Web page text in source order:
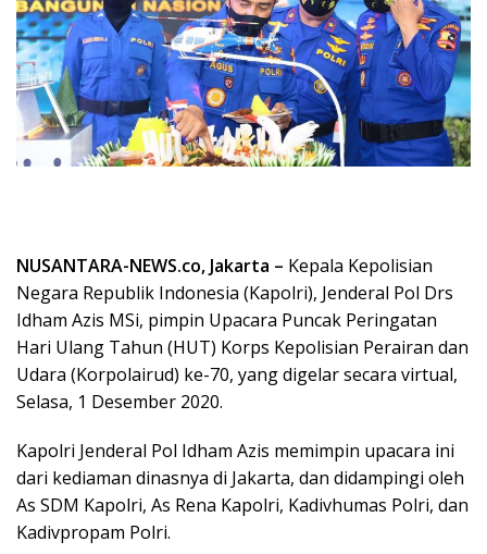
NUSANTARA-NEWS.co, Jakarta – Kepala Kepolisian
Negara Republik Indonesia (Kapolri), Jenderal Pol Drs
Idham Azis MSi, pimpin Upacara Puncak Peringatan
Hari Ulang Tahun (HUT) Korps Kepolisian Perairan dan
Udara (Korpolairud) ke-70, yang digelar secara virtual,
Selasa, 1 Desember 2020.
Kapolri Jenderal Pol Idham Azis memimpin upacara ini
dari kediaman dinasnya di Jakarta, dan didampingi oleh
As SDM Kapolri, As Rena Kapolri, Kadivhumas Polri, dan
Kadivpropam Polri.